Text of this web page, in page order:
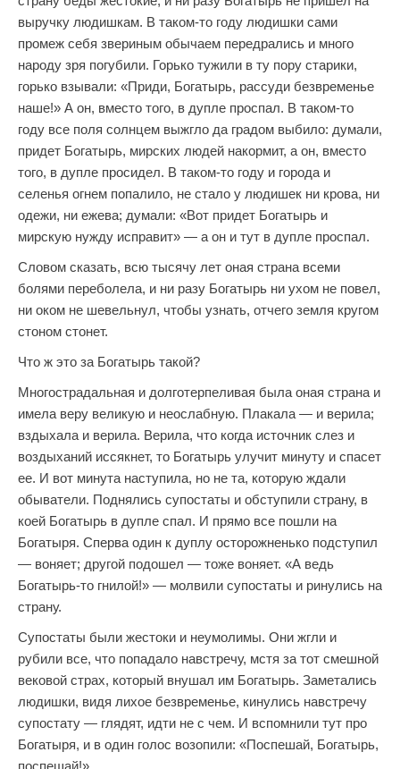
выручку людишкам. В таком-то году людишки сами
промеж себя звериным обычаем передрались и много
народу зря погубили. Горько тужили в ту пору старики,
горько взывали: «Приди, Богатырь, рассуди безвременье
наше!» А он, вместо того, в дупле проспал. В таком-то
году все поля солнцем выжгло да градом выбило: думали,
придет Богатырь, мирских людей накормит, а он, вместо
того, в дупле просидел. В таком-то году и города и
селенья огнем попалило, не стало у людишек ни крова, ни
одежи, ни ежева; думали: «Вот придет Богатырь и
мирскую нужду исправит» — а он и тут в дупле проспал.
Словом сказать, всю тысячу лет оная страна всеми
болями переболела, и ни разу Богатырь ни ухом не повел,
ни оком не шевельнул, чтобы узнать, отчего земля кругом
стоном стонет.
Что ж это за Богатырь такой?
Многострадальная и долготерпеливая была оная страна и
имела веру великую и неослабную. Плакала — и верила;
вздыхала и верила. Верила, что когда источник слез и
воздыханий иссякнет, то Богатырь улучит минуту и спасет
ее. И вот минута наступила, но не та, которую ждали
обыватели. Поднялись супостаты и обступили страну, в
коей Богатырь в дупле спал. И прямо все пошли на
Богатыря. Сперва один к дуплу осторожненько подступил
— воняет; другой подошел — тоже воняет. «А ведь
Богатырь-то гнилой!» — молвили супостаты и ринулись на
страну.
Супостаты были жестоки и неумолимы. Они жгли и
рубили все, что попадало навстречу, мстя за тот смешной
вековой страх, который внушал им Богатырь. Заметались
людишки, видя лихое безвременье, кинулись навстречу
супостату — глядят, идти не с чем. И вспомнили тут про
Богатыря, и в один голос возопили: «Поспешай, Богатырь,
поспешай!»